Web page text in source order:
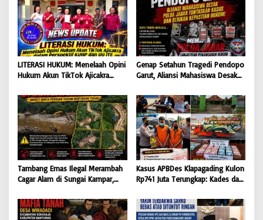
LITERASI HUKUM: Menelaah Opini
Hukum Akun TikTok Ajicakra
ITE
Genap Setahun Tragedi Pendopo
Garut, Aliansi Mahasiswa Desak
Berikan Kepastian Hukum
Tambang Emas Ilegal Merambah
Cagar Alam di Sungai Kampar,
Bertindak Tegas
Kasus APBDes Klapagading Kulon
Rp741 Juta Terungkap: Kades dan
Tersangka